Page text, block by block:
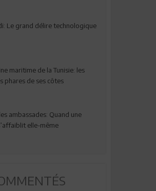
Le grand délire technologique
maritime de la Tunisie: les
phares de ses côtes
ambassades: Quand une
elle-même